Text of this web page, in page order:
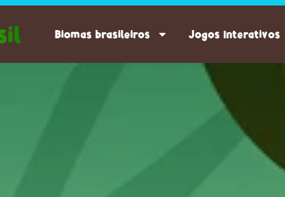
Biomas brasileiros Jogos Interativos